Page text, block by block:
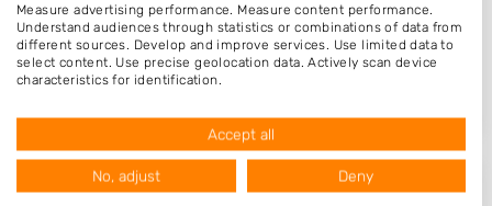
Hatertseweg 33
6581KD Malden
Op 16,67 km afstand
In Balance Doetinchem
Measure advertising performance. Measure content performance.
Understand audiences through statistics or combinations of data from
different sources. Develop and improve services. Use limited data to
select content. Use precise geolocation data. Actively scan device
characteristics for identification.
USA.
Your consent and the cookie policy applies solely to this website/app.
View Partner List (1016 IAB Vendors)
We use your data for the following purposes:
Accept all
No, adjust Deny